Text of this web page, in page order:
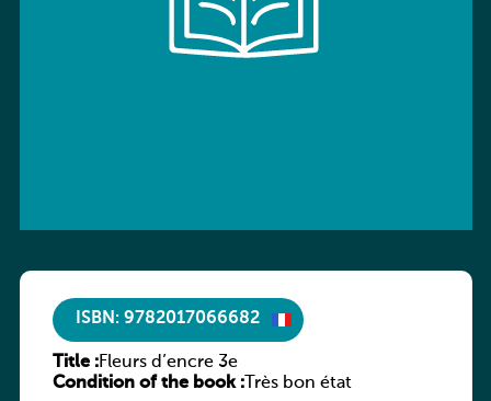
ISBN: 9782017066682
Title :Fleurs d’encre 3e
Condition of the book :Très bon état